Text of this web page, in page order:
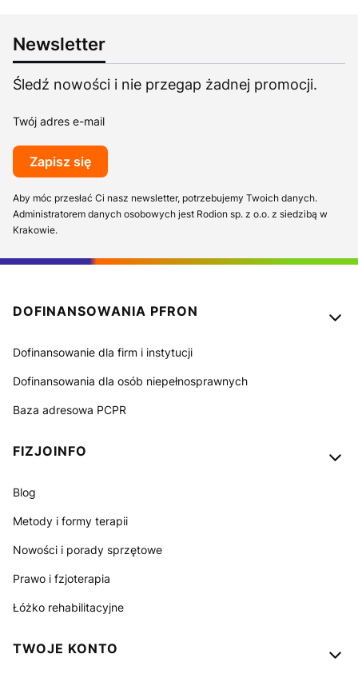
Newsletter
Śledź nowości i nie przegap żadnej promocji.
Twój adres e-mail
Zapisz się
Aby móc przesłać Ci nasz newsletter, potrzebujemy Twoich danych.
Administratorem danych osobowych jest Rodion sp. z o.o. z siedzibą w
Krakowie.
Linki w stopce
DOFINANSOWANIA PFRON
Dofinansowanie dla firm i instytucji
Dofinansowania dla osób niepełnosprawnych
Baza adresowa PCPR
FIZJOINFO
Blog
Metody i formy terapii
Nowości i porady sprzętowe
Prawo i fzjoterapia
Łóżko rehabilitacyjne
TWOJE KONTO